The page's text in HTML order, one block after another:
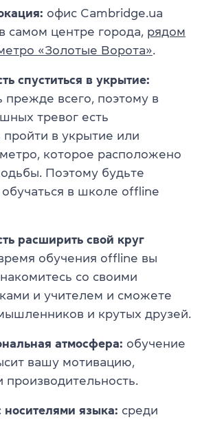
офис Cambridge.ua
самом центре города, рядом
«Золотые Ворота».
спуститься в укрытие:
прежде всего, поэтому в
тревог есть
в укрытие или
метро, которое расположено
Поэтому будьте
в школе offline
расширить свой круг
обучения offline вы
со своими
и учителем и сможете
и крутых друзей.
атмосфера: обучение
вашу мотивацию,
производительность.
языка: среди